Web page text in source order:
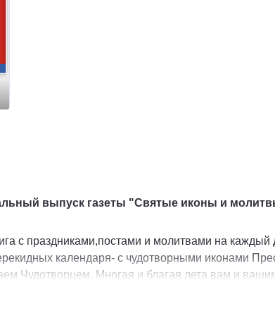
выпуск газеты "Святые иконы и
с праздниками,постами и молитвами на каждый
календаря- с чудотворными иконами
Чудотворцем. Многая и благая лета вам и